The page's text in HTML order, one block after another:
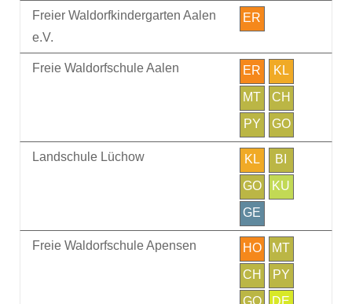
Freier Waldorfkindergarten Aalen
e.V.
ER
Freie Waldorfschule Aalen ER
KL
MT
CH
PY
GO
Landschule Lüchow KL
BI
GO
KU
GE
Freie Waldorfschule Apensen HO
MT
CH
PY
GO
DE